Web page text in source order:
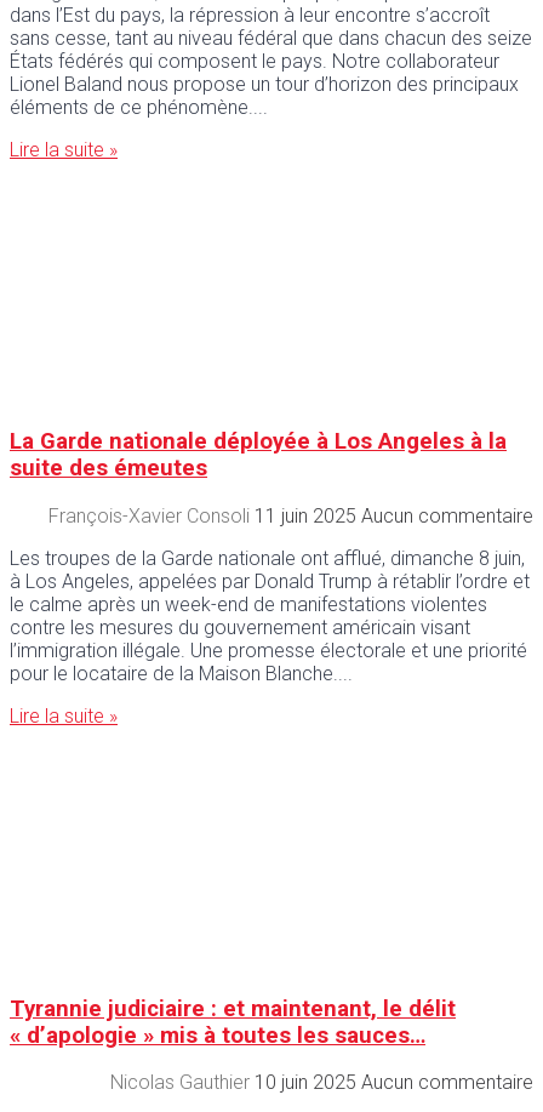
dans l’Est du pays, la répression à leur encontre s’accroît
sans cesse, tant au niveau fédéral que dans chacun des seize
États fédérés qui composent le pays. Notre collaborateur
Lionel Baland nous propose un tour d’horizon des principaux
éléments de ce phénomène.
Lire la suite »
La Garde nationale déployée à Los Angeles à la
suite des émeutes
François-Xavier Consoli 11 juin 2025 Aucun commentaire
Les troupes de la Garde nationale ont afflué, dimanche 8 juin,
à Los Angeles, appelées par Donald Trump à rétablir l’ordre et
le calme après un week-end de manifestations violentes
contre les mesures du gouvernement américain visant
l’immigration illégale. Une promesse électorale et une priorité
pour le locataire de la Maison Blanche.
Lire la suite »
Tyrannie judiciaire : et maintenant, le délit
« d’apologie » mis à toutes les sauces…
Nicolas Gauthier 10 juin 2025 Aucun commentaire